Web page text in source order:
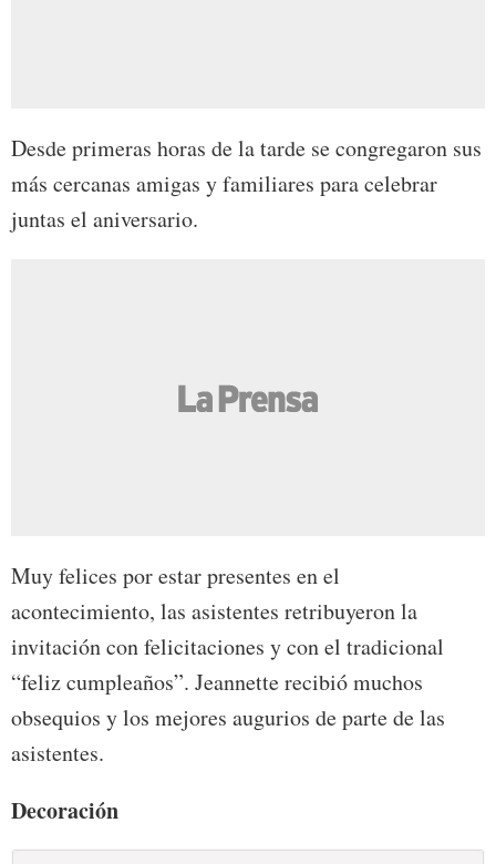
Desde primeras horas de la tarde se congregaron sus
más cercanas amigas y familiares para celebrar
juntas el aniversario.
Muy felices por estar presentes en el
acontecimiento, las asistentes retribuyeron la
invitación con felicitaciones y con el tradicional
“feliz cumpleaños”. Jeannette recibió muchos
obsequios y los mejores augurios de parte de las
asistentes.
Decoración